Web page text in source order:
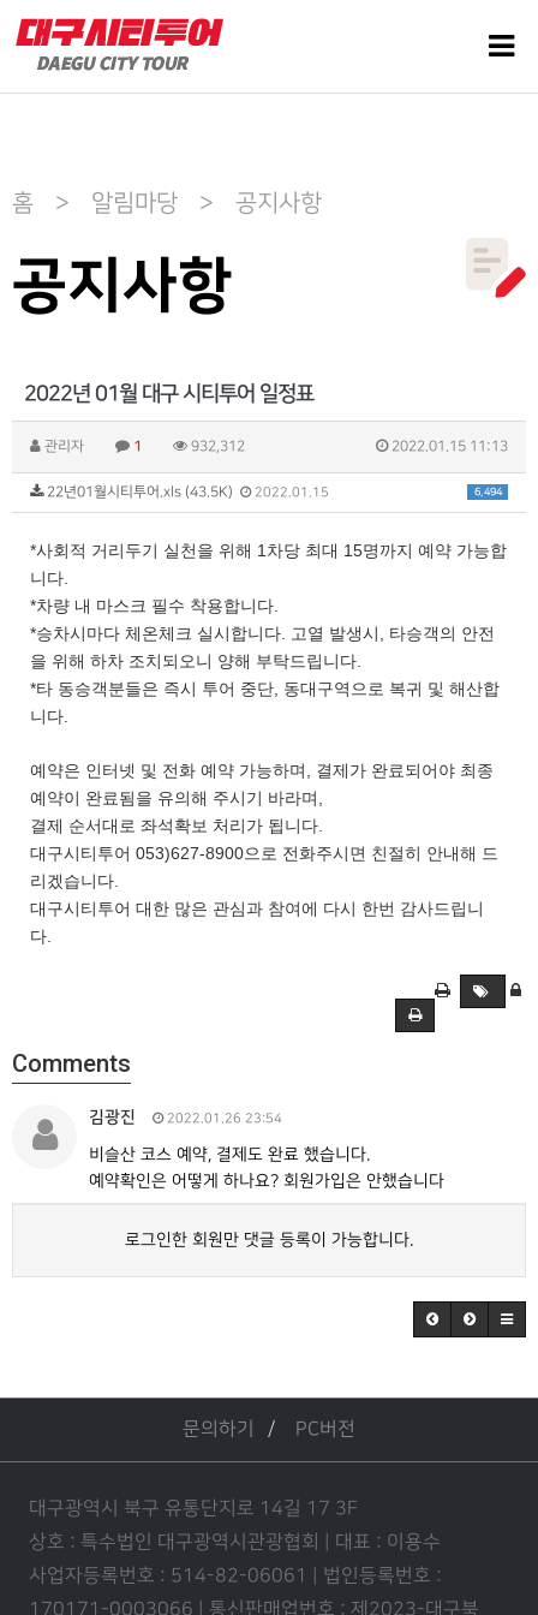
홈 > 알림마당 > 공지사항
공지사항
2022년 01월 대구 시티투어 일정표
관리자 1 932,312 2022.01.15 11:13
6,494
22년01월시티투어.xls (43.5K) 2022.01.15
*사회적 거리두기 실천을 위해 1차당 최대 15명까지 예약 가능합
니다.
*차량 내 마스크 필수 착용합니다.
*승차시마다 체온체크 실시합니다. 고열 발생시, 타승객의 안전
을 위해 하차 조치되오니 양해 부탁드립니다.
*타 동승객분들은 즉시 투어 중단, 동대구역으로 복귀 및 해산합
니다.
예약은 인터넷 및 전화 예약 가능하며, 결제가 완료되어야 최종
예약이 완료됨을 유의해 주시기 바라며,
결제 순서대로 좌석확보 처리가 됩니다.
대구시티투어 053)627-8900으로 전화주시면 친절히 안내해 드
리겠습니다.
대구시티투어 대한 많은 관심과 참여에 다시 한번 감사드립니
다.
Comments
김광진 2022.01.26 23:54
비슬산 코스 예약, 결제도 완료 했습니다.
예약확인은 어떻게 하나요? 회원가입은 안했습니다
로그인한 회원만 댓글 등록이 가능합니다.
문의하기 PC버전
대구광역시 북구 유통단지로 14길 17 3F
상호 : 특수법인 대구광역시관광협회 | 대표 : 이용수
사업자등록번호 : 514-82-06061 | 법인등록번호 :
170171-0003066 | 통신판매업번호 : 제2023-대구북